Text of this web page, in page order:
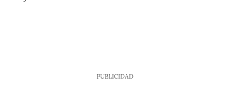
PUBLICIDAD